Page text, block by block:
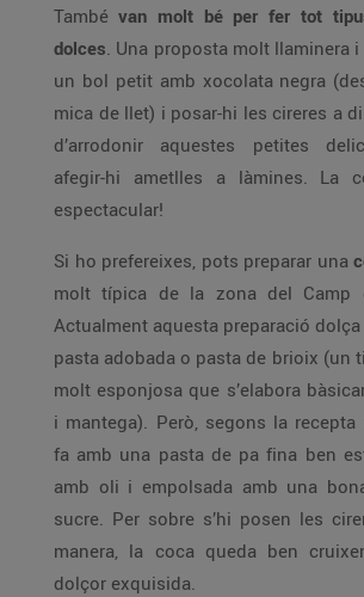
També van molt bé per fer tot
dolces. Una proposta molt llaminera
un bol petit amb xocolata negra
mica de llet) i posar-hi les cireres a
d’arrodonir aquestes petites
afegir-hi ametlles a làmines. La
espectacular!
Si ho prefereixes, pots preparar una
molt típica de la zona del Camp
Actualment aquesta preparació
pasta adobada o pasta de brioix (un
molt esponjosa que s’elabora
i mantega). Però, segons la recepta
fa amb una pasta de pa fina ben
amb oli i empolsada amb una
sucre. Per sobre s’hi posen les
manera, la coca queda ben
dolçor exquisida.